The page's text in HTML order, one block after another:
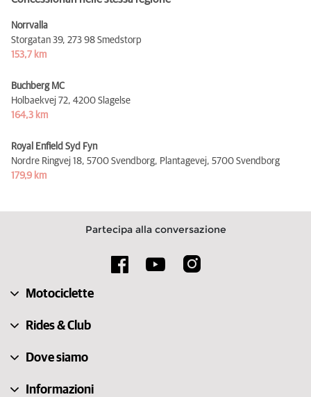
Norrvalla
Storgatan 39, 273 98 Smedstorp
153,7 km
Buchberg MC
Holbaekvej 72, 4200 Slagelse
164,3 km
Royal Enfield Syd Fyn
Nordre Ringvej 18, 5700 Svendborg, Plantagevej, 5700 Svendborg
179,9 km
Partecipa alla conversazione
Motociclette
Rides & Club
Dove siamo
Informazioni